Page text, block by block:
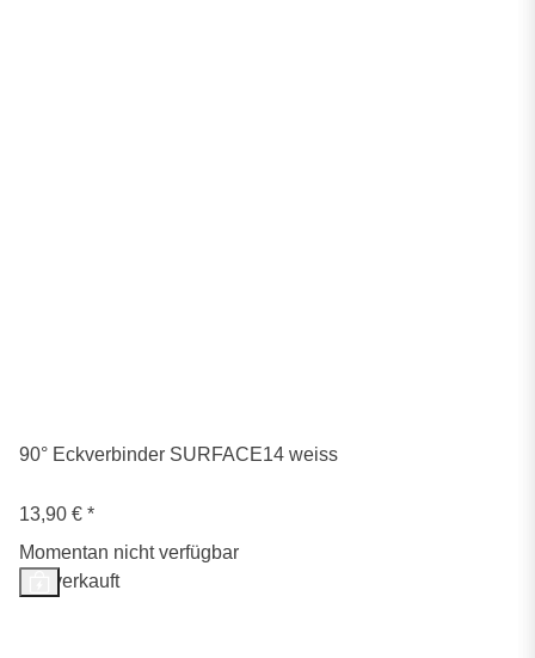
90° Eckverbinder SURFACE14 weiss
13,90 € *
Momentan nicht verfügbar
Ausverkauft